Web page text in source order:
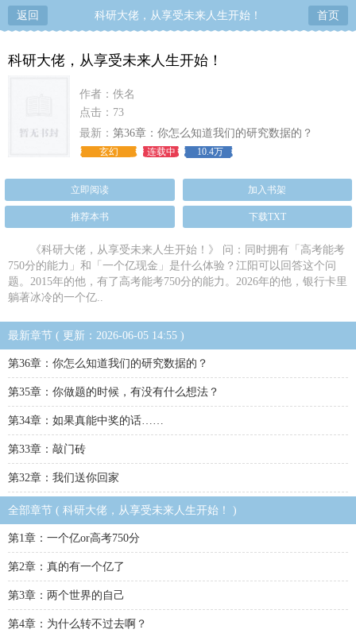
返回 科研大佬，从享受未来人生开始！ 首页
科研大佬，从享受未来人生开始！
作者：佚名
点击：73
最新： 第36章：你怎么知道我们的研究数据的？
玄幻 连载中 10.4万
立即阅读 加入书架
推荐本书 下载TXT
《科研大佬，从享受未来人生开始！》 问：同时拥有「高考能考
750分的能力」和「一个亿现金」是什么体验？江阳可以回答这个问
题。2015年的他，有了高考能考750分的能力。2026年的他，银行卡里
躺著冰冷的一个亿..
最新章节 ( 更新：2026-06-05 14:55 )
第36章：你怎么知道我们的研究数据的？
第35章：你做题的时候，有没有什么想法？
第34章：如果真能中奖的话……
第33章：敲门砖
第32章：我们送你回家
全部章节 ( 科研大佬，从享受未来人生开始！ )
第1章：一个亿or高考750分
第2章：真的有一个亿了
第3章：两个世界的自己
第4章：为什么转不过去啊？